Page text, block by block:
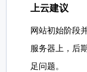
上云建议
网站初始阶段
服务器上，后
足问题。